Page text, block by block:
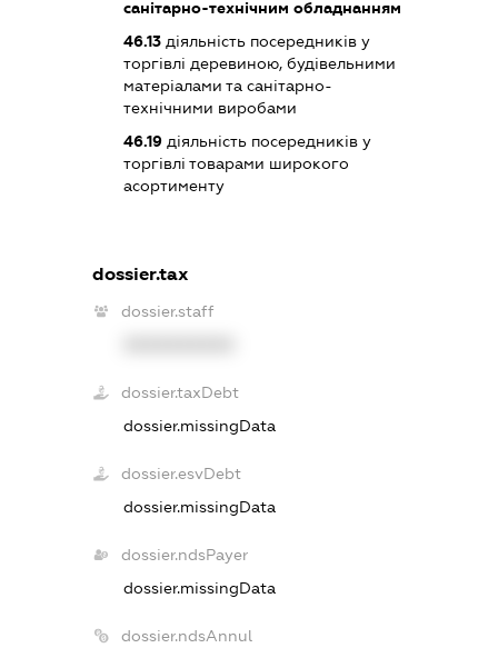
санітарно-технічним обладнанням
46.13 діяльність посередників у
торгівлі деревиною, будівельними
матеріалами та санітарно-
технічними виробами
46.19 діяльність посередників у
торгівлі товарами широкого
асортименту
dossier.tax
dossier.staff
dossier.taxDebt
dossier.missingData
dossier.esvDebt
dossier.missingData
dossier.ndsPayer
dossier.missingData
dossier.ndsAnnul